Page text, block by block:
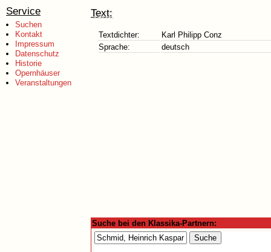
Service
Suchen
Kontakt
Impressum
Datenschutz
Historie
Opernhäuser
Veranstaltungen
Text:
Textdichter:
Karl Philipp Conz
Sprache:
deutsch
Suche bei den Klassika-Partnern: